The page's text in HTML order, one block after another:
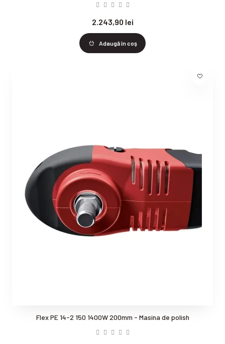
2.243,90 lei
Adaugă în coş
Flex PE 14-2 150 1400W 200mm - Masina de polish